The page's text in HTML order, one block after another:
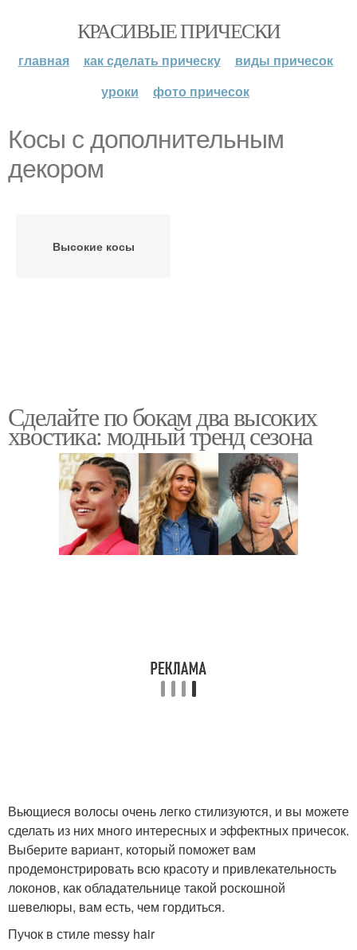
КРАСИВЫЕ ПРИЧЕСКИ
главная как сделать прическу
виды причесок
уроки
фото причесок
Косы с дополнительным
декором
Высокие косы
Сделайте по бокам два высоких
хвостика: модный тренд сезона
Вьющиеся волосы очень легко стилизуются, и вы можете
сделать из них много интересных и эффектных причесок.
Выберите вариант, который поможет вам
продемонстрировать всю красоту и привлекательность
локонов, как обладательнице такой роскошной
шевелюры, вам есть, чем гордиться.
Пучок в стиле messy hair